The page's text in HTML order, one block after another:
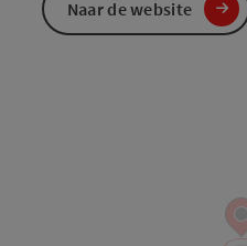
Naar de website